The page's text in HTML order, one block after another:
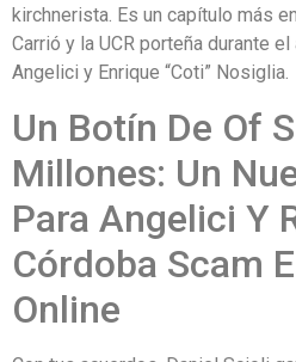
kirchnerista. Es un capítulo más
Carrió y la UCR porteña durante
Angelici y Enrique “Coti” Nosiglia.
Un Botín De Of
Millones: Un
Para Angelici Y
Córdoba Scam
Online